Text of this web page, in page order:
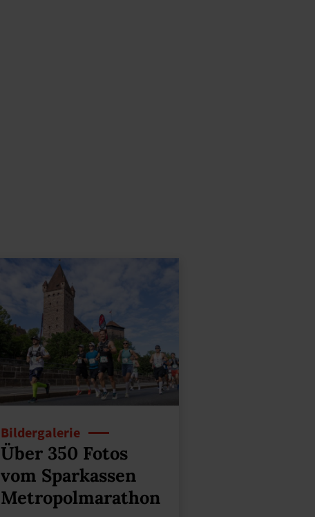
Bildergalerie
Über 350 Fotos
vom Sparkassen
Metropolmarathon